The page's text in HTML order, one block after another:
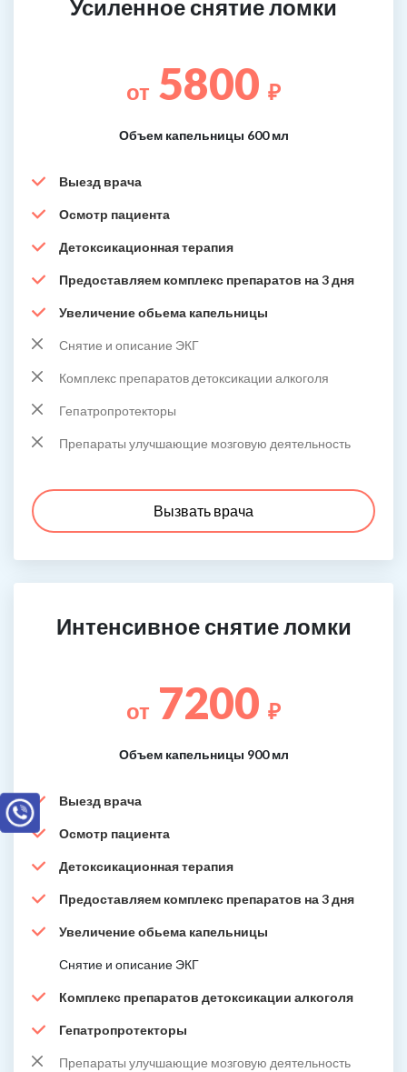
Усиленное снятие ломки
от 5800 ₽
Объем капельницы 600 мл
Выезд врача
Осмотр пациента
Детоксикационная терапия
Предоставляем комплекс препаратов на 3 дня
Увеличение обьема капельницы
Снятие и описание ЭКГ
Комплекс препаратов детоксикации алкоголя
Гепатропротекторы
Препараты улучшающие мозговую деятельность
Вызвать врача
Интенсивное снятие ломки
от 7200 ₽
Объем капельницы 900 мл
Выезд врача
Осмотр пациента
Детоксикационная терапия
Предоставляем комплекс препаратов на 3 дня
Увеличение обьема капельницы
Снятие и описание ЭКГ
Комплекс препаратов детоксикации алкоголя
Гепатропротекторы
Препараты улучшающие мозговую деятельность